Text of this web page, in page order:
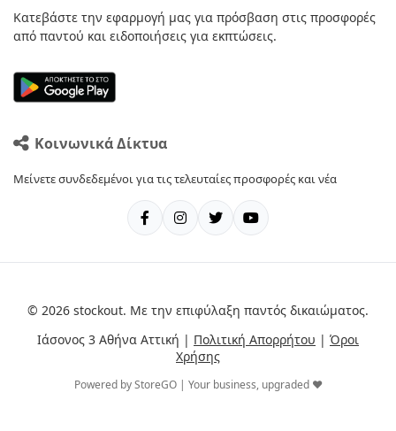
Κατεβάστε την εφαρμογή μας για πρόσβαση στις προσφορές
από παντού και ειδοποιήσεις για εκπτώσεις.
Κοινωνικά Δίκτυα
Μείνετε συνδεδεμένοι για τις τελευταίες προσφορές και νέα
© 2026 stockout. Με την επιφύλαξη παντός δικαιώματος.
Ιάσονος 3 Αθήνα Αττική | Πολιτική Απορρήτου | Όροι
Χρήσης
Powered by StoreGO | Your business, upgraded ❤️